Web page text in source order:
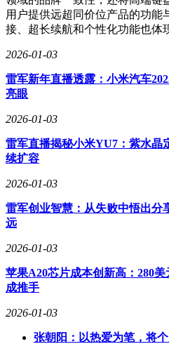
用户提供远超同价位产品的功能
接、超长续航和个性化功能也
2026-01-03
雷军新年直播透露：小米汽车
亮眼
2026-01-03
雷军直播揭秘小米YU7：紫水晶
续扩容
2026-01-03
雷军创业智慧：从失败中悟出分
远
2026-01-03
苹果A20芯片成本创新高：280
成推手
2026-01-03
张朝阳：以热爱为笔，将